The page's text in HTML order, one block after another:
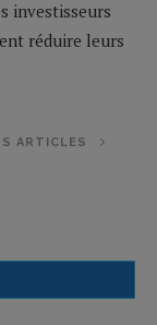
investisseurs
réduire leurs
ARTICLES